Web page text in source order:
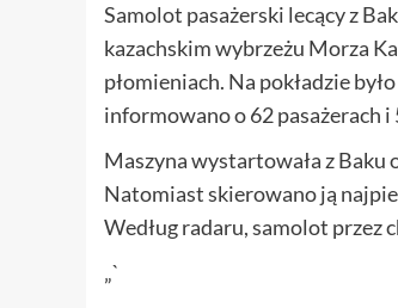
Samolot pasażerski lecący z
kazachskim wybrzeżu Morza
płomieniach. Na pokładzie
informowano o 62 pasażerach i
Maszyna wystartowała z Baku
Natomiast skierowano ją
Według radaru, samolot przez
„`